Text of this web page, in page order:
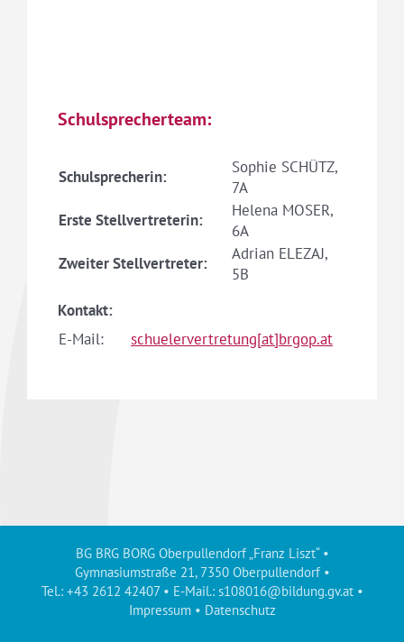
Schulsprecherteam:
Schulsprecherin:
Sophie SCHÜTZ,
7A
Erste Stellvertreterin:
Helena MOSER,
6A
Zweiter Stellvertreter:
Adrian ELEZAJ,
5B
Kontakt:
E-Mail:
schuelervertretung[at]brgop.at
BG BRG BORG Oberpullendorf „Franz Liszt“ •
Gymnasiumstraße 21, 7350 Oberpullendorf •
Tel.: +43 2612 42407 • E-Mail.: s108016@bildung.gv.at•
Impressum• Datenschutz